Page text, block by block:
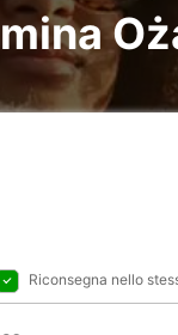
Riconsegna nello